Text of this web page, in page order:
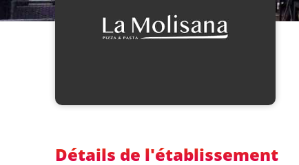
La Molisana
Détails de l'établissement